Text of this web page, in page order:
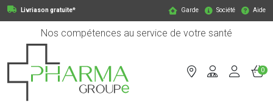
Livriason gratuite* Garde Société Aide
Nos compétences au service de votre santé
Pharmagroupe Votre pharmacie en ligne à votre service
0